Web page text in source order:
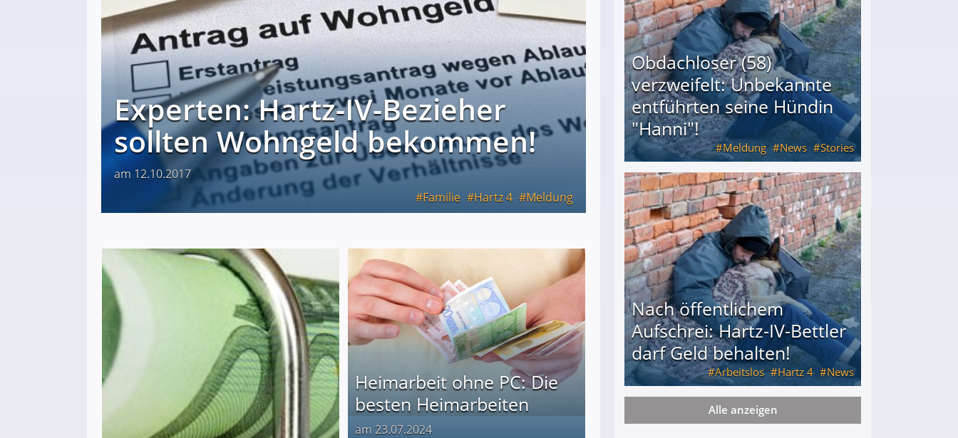
Experten: Hartz-IV-Bezieher
sollten Wohngeld bekommen!
am 12.10.2017
Familie
Hartz 4 Meldung
Heimarbeit ohne PC: Die
besten Heimarbeiten
am 23.07.2024
Obdachloser (58)
verzweifelt: Unbekannte
entführten seine Hündin
"Hanni"!
Meldung News Stories
Obdachloser (58) verzweifelt: Unbekannte entführten seine Hündin "Hanni"!
Nach öffentlichem
Aufschrei: Hartz-IV-Bettler
darf Geld behalten!
Arbeitslos Hartz 4 News
Nach öffentlichem Aufschrei: Hartz-IV-Bettler darf Geld behalten!
Alle anzeigen